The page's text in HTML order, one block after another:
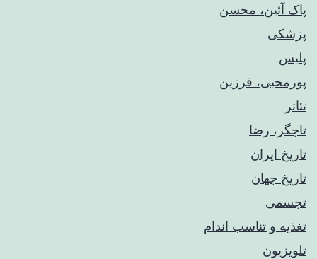
پاک آئین، محسن
پزشکی
پلیس
پورمحبی، فرزین
تئاتر
تاجگر، رضا
تاریخ ایران
تاریخ جهان
تجسمی
تغذیه و تناسب اندام
تلویزیون